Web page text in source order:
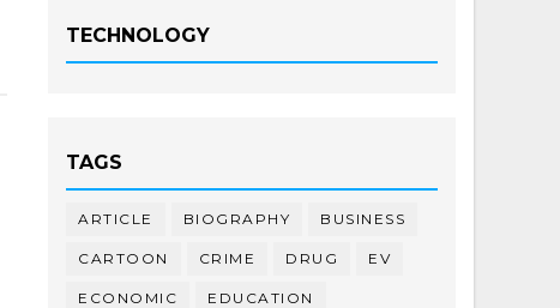
TECHNOLOGY
TAGS
ARTICLE BIOGRAPHY BUSINESS
CARTOON CRIME DRUG EV
ECONOMIC EDUCATION